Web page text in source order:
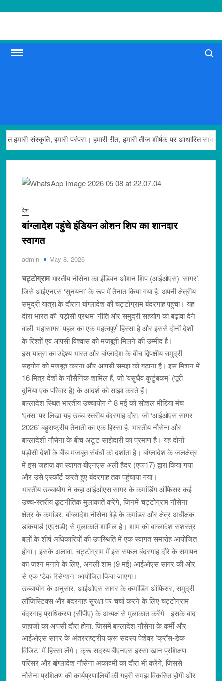
संस्कृति, हमारी परंपरा। हमारी रीत, हमारी तीज शीर्षक पर आधारित सावन उत्सव
देश
बांग्लादेश पहुंचे इंडियन ओशन शिप का शानदार
स्वागत
admin May 8, 2026
चट्टोग्रामभारतीय नौसेना का इंडियन ओशन शिप (आईओएस) ‘सागर’,
जिसे आईएनएस ‘सुनयना’ के रूप में तैनात किया गया है, अपनी क्षेत्रीय
समुद्री यात्रा के दौरान बांग्लादेश की चट्टोग्राम बंदरगाह पहुंचा। यह
दौरा भारत की ‘पड़ोसी प्रथम’ नीति और समुद्री सहयोग को बढ़ावा देने
वाली ‘महासागर’ पहल का एक महत्वपूर्ण हिस्सा है और इससे दोनों देशों
के रिश्तों एवं आपसी विश्वास को मजबूती मिलने की उम्मीद है।
इस यात्रा का उद्देश्य भारत और बांग्लादेश के बीच द्विपक्षीय समुद्री
सहयोग को मजबूत करना और आपसी समझ को बढ़ाना है। इस मिशन में
16 मित्र देशों के नौसैनिक शामिल हैं, जो ‘वसुधैव कुटुंबकम्’ (पूरी
दुनिया एक परिवार है) के आदर्श को साझा करते हैं।
बांग्लादेश स्थित भारतीय उच्चायोग ने 8 मई को सोशल मीडिया मंच
‘एक्स’ पर लिखा यह उच्च-स्तरीय बंदरगाह दौरा, जो ‘आईओएस सागर
2026’ बहुराष्ट्रीय तैनाती का एक हिस्सा है, भारतीय नौसेना और
बांग्लादेशी नौसेना के बीच अटूट साझेदारी का प्रमाण है। यह दोनों
पड़ोसी देशों के बीच मजबूत संबंधों को दर्शाता है। बांग्लादेश के जलक्षेत्र
में इस जहाज का स्वागत बीएनएस अली हैदर (एफ17) द्वारा किया गया
और उसे एस्कॉर्ट करते हुए बंदरगाह तक पहुंचाया गया।
भारतीय उच्चायोग ने कहा आईओएस सागर के कमांडिंग ऑफिसर कई
उच्च-स्तरीय कूटनीतिक मुलाकातें करेंगे, जिनमें चट्टोग्राम नौसेना
क्षेत्र के कमांडर, बांग्लादेश नौसेना बेड़े के कमांडर और क्षेत्र अधीक्षक
डॉकयार्ड (एएसडी) से मुलाकातें शामिल हैं। शाम को बांग्लादेश सशस्त्र
बलों के शीर्ष अधिकारियों की उपस्थिति में एक स्वागत समारोह आयोजित
होगा। इसके अलावा, चट्टोग्राम में इस सफल बंदरगाह दौरे के समापन
का जश्न मनाने के लिए, अगली शाम (9 मई) आईओएस सागर की ओर
से एक ‘डेक रिसेप्शन’ आयोजित किया जाएगा।
उच्चायोग के अनुसार, आईओएस सागर के कमांडिंग ऑफिसर, समुद्री
लॉजिस्टिक्स और बंदरगाह सुरक्षा पर चर्चा करने के लिए चट्टोग्राम
बंदरगाह प्राधिकरण (सीपीए) के अध्यक्ष से मुलाकात करेंगे। इसके बाद
जहाजों का आपसी दौरा होगा, जिसमें बांग्लादेश नौसेना के कर्मी और
आईओएस सागर के अंतरराष्ट्रीय क्रू सदस्य पेशेवर ‘क्रॉस-डेक
विजिट’ में हिस्सा लेंगे। क्रू सदस्य बीएनएस इस्सा खान प्रशिक्षण
परिसर और बांग्लादेश नौसेना अकादमी का दौरा भी करेंगे, जिससे
नौसेना प्रशिक्षण की कार्यप्रणालियों की गहरी समझ विकसित होगी और